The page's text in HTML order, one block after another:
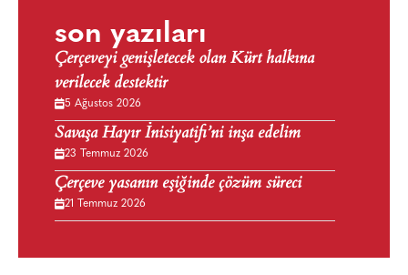
son yazıları
Çerçeveyi genişletecek olan Kürt halkına
verilecek destektir
5 Ağustos 2026
Savaşa Hayır İnisiyatifi’ni inşa edelim
23 Temmuz 2026
Çerçeve yasanın eşiğinde çözüm süreci
21 Temmuz 2026